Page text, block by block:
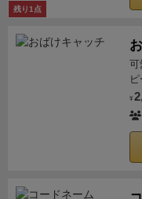
残り1点
可
ピ
¥